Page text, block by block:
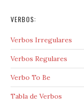
VERBOS:
Verbos Irregulares
Verbos Regulares
Verbo To Be
Tabla de Verbos